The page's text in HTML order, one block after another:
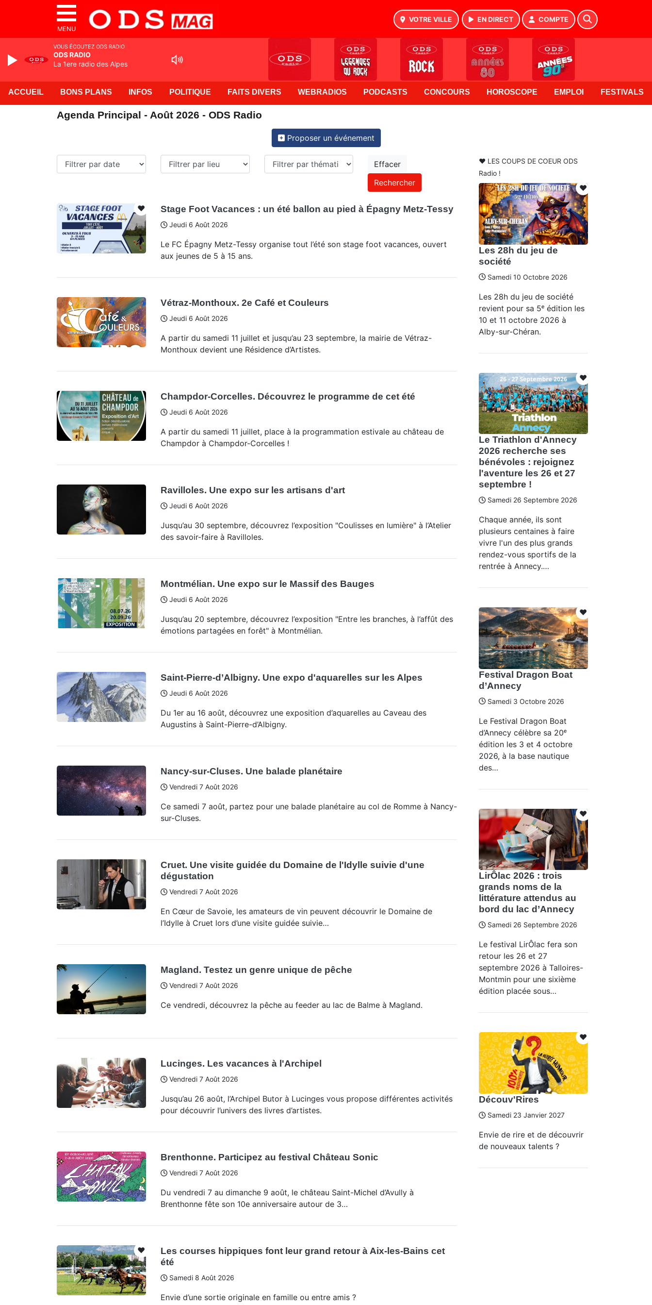
MENU
VOTRE VILLE EN DIRECT COMPTE
ACCUEIL BONS PLANS INFOS POLITIQUE FAITS DIVERS WEBRADIOS PODCASTS CONCOURS HOROSCOPE EMPLOI FESTIVALS
Agenda Principal - Août 2026 - ODS Radio
Proposer un événement
Effacer
❤️ Stage Foot Vacances : un été ballon au pied à Épagny Metz-Tessy
Jeudi 6 Août 2026
Le FC Épagny Metz-Tessy organise tout l’été son stage foot vacances, ouvert
aux jeunes de 5 à 15 ans.
Vétraz-Monthoux. 2e Café et Couleurs
Jeudi 6 Août 2026
A partir du samedi 11 juillet et jusqu’au 23 septembre, la mairie de Vétraz-
Monthoux devient une Résidence d’Artistes.
Champdor-Corcelles. Découvrez le programme de cet été
Jeudi 6 Août 2026
A partir du samedi 11 juillet, place à la programmation estivale au château de
Champdor à Champdor-Corcelles !
Ravilloles. Une expo sur les artisans d'art
Jeudi 6 Août 2026
Jusqu’au 30 septembre, découvrez l’exposition "Coulisses en lumière" à l’Atelier
des savoir-faire à Ravilloles.
Montmélian. Une expo sur le Massif des Bauges
Jeudi 6 Août 2026
Jusqu’au 20 septembre, découvrez l’exposition "Entre les branches, à l’affût des
émotions partagées en forêt" à Montmélian.
Saint-Pierre-d’Albigny. Une expo d'aquarelles sur les Alpes
Jeudi 6 Août 2026
Du 1er au 16 août, découvrez une exposition d’aquarelles au Caveau des
Augustins à Saint-Pierre-d’Albigny.
Nancy-sur-Cluses. Une balade planétaire
Vendredi 7 Août 2026
Ce samedi 7 août, partez pour une balade planétaire au col de Romme à Nancy-
sur-Cluses.
Cruet. Une visite guidée du Domaine de l'Idylle suivie d'une
dégustation
Vendredi 7 Août 2026
En Cœur de Savoie, les amateurs de vin peuvent découvrir le Domaine de
l’Idylle à Cruet lors d’une visite guidée suivie…
Magland. Testez un genre unique de pêche
Vendredi 7 Août 2026
Ce vendredi, découvrez la pêche au feeder au lac de Balme à Magland.
Lucinges. Les vacances à l'Archipel
Vendredi 7 Août 2026
Jusqu’au 26 août, l’Archipel Butor à Lucinges vous propose différentes activités
pour découvrir l’univers des livres d’artistes.
Brenthonne. Participez au festival Château Sonic
Vendredi 7 Août 2026
Du vendredi 7 au dimanche 9 août, le château Saint-Michel d’Avully à
Brenthonne fête son 10e anniversaire autour de 3…
❤️
Les courses hippiques font leur grand retour à Aix-les-Bains cet
été
Samedi 8 Août 2026
Envie d’une sortie originale en famille ou entre amis ?
❤️ LES COUPS DE COEUR ODS
Radio !
❤️
Les 28h du jeu de
société
Samedi 10 Octobre 2026
Les 28h du jeu de société
revient pour sa 5ᵉ édition les
10 et 11 octobre 2026 à
Alby-sur-Chéran.
❤️
Le Triathlon d'Annecy
2026 recherche ses
bénévoles : rejoignez
l'aventure les 26 et 27
septembre !
Samedi 26 Septembre 2026
Chaque année, ils sont
plusieurs centaines à faire
vivre l'un des plus grands
rendez-vous sportifs de la
rentrée à Annecy.…
❤️
Festival Dragon Boat
d’Annecy
Samedi 3 Octobre 2026
Le Festival Dragon Boat
d’Annecy célèbre sa 20ᵉ
édition les 3 et 4 octobre
2026, à la base nautique
des…
❤️
LirÔlac 2026 : trois
grands noms de la
littérature attendus au
bord du lac d’Annecy
Samedi 26 Septembre 2026
Le festival LirÔlac fera son
retour les 26 et 27
septembre 2026 à Talloires-
Montmin pour une sixième
édition placée sous…
❤️
Découv'Rires
Samedi 23 Janvier 2027
Envie de rire et de découvrir
de nouveaux talents ?
VOUS ÉCOUTEZ ODS RADIO
ODS RADIO
La 1ere radio des Alpes